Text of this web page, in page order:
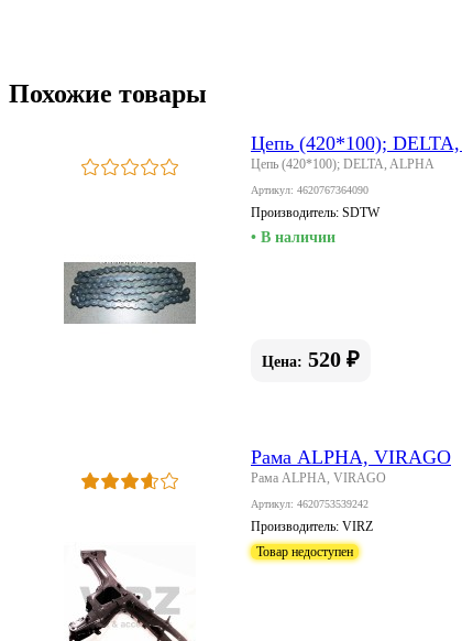
Похожие товары
Цепь (420*100);
Цепь (420*100); DELTA, ALPHA
Артикул: 4620767364090
Производитель: SDTW
• В наличии
Цена: 520 ₽
Рама ALPHA, VIRAGO
Рама ALPHA, VIRAGO
Артикул: 4620753539242
Производитель: VIRZ
Товар недоступен